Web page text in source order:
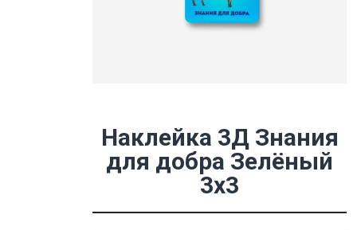
Наклейка 3Д Знания
для добра Зелёный
3х3